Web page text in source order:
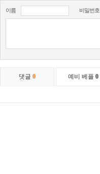
이름 비밀번호
댓글 0 예비 베플 0